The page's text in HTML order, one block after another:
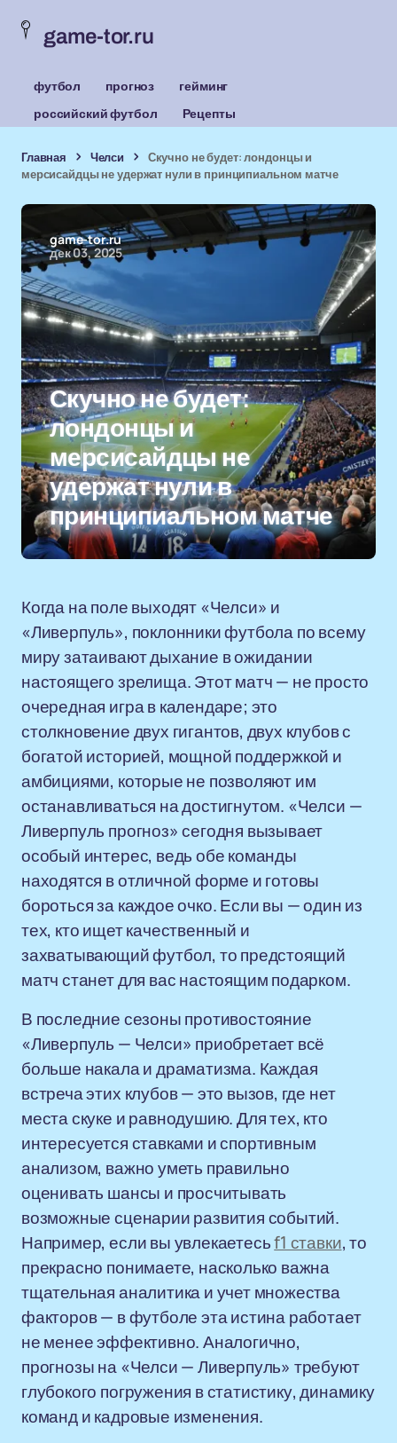
game-tor.ru
футбол прогноз
гейминг
российский футбол
Рецепты
Главная Челси
Скучно не будет: лондонцы и
мерсисайдцы не удержат нули в принципиальном матче
game-tor.ru
дек 03, 2025
Скучно не будет:
лондонцы и
мерсисайдцы не
удержат нули в
принципиальном матче
Когда на поле выходят «Челси» и
«Ливерпуль», поклонники футбола по всему
миру затаивают дыхание в ожидании
настоящего зрелища. Этот матч — не просто
очередная игра в календаре; это
столкновение двух гигантов, двух клубов с
богатой историей, мощной поддержкой и
амбициями, которые не позволяют им
останавливаться на достигнутом. «Челси —
Ливерпуль прогноз» сегодня вызывает
особый интерес, ведь обе команды
находятся в отличной форме и готовы
бороться за каждое очко. Если вы — один из
тех, кто ищет качественный и
захватывающий футбол, то предстоящий
матч станет для вас настоящим подарком.
В последние сезоны противостояние
«Ливерпуль — Челси» приобретает всё
больше накала и драматизма. Каждая
встреча этих клубов — это вызов, где нет
места скуке и равнодушию. Для тех, кто
интересуется ставками и спортивным
анализом, важно уметь правильно
оценивать шансы и просчитывать
возможные сценарии развития событий.
Например, если вы увлекаетесьf1 ставки, то
прекрасно понимаете, насколько важна
тщательная аналитика и учет множества
факторов — в футболе эта истина работает
не менее эффективно. Аналогично,
прогнозы на «Челси — Ливерпуль» требуют
глубокого погружения в статистику, динамику
команд и кадровые изменения.